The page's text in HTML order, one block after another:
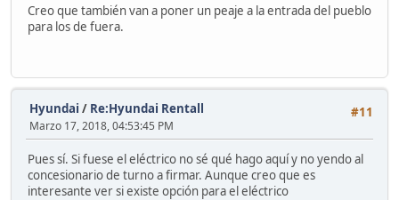
Creo que también van a poner un peaje a la entrada del pueblo
para los de fuera.
#11
Hyundai / Re:Hyundai Rentall
Marzo 17, 2018, 04:53:45 PM
Pues sí. Si fuese el eléctrico no sé qué hago aquí y no yendo al
concesionario de turno a firmar. Aunque creo que es
interesante ver si existe opción para el eléctrico